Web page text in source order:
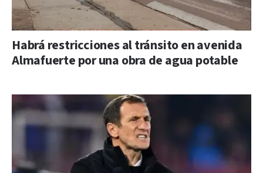
Habrá restricciones al tránsito en avenida
Almafuerte por una obra de agua potable